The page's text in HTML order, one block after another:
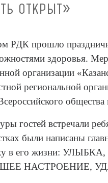
ОТКРЫТ»
РДК прошло
здоровья.
организации
региональной
общества
гостей встречали
были написаны
в его жизни:
НАСТРОЕНИЕ,